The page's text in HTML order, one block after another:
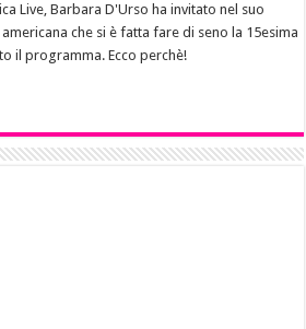
Live, Barbara D'Urso ha invitato nel suo
che si è fatta fare di seno la 15esima
il programma. Ecco perchè!